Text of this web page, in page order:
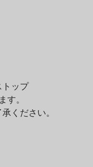
トップ
す。
ください。